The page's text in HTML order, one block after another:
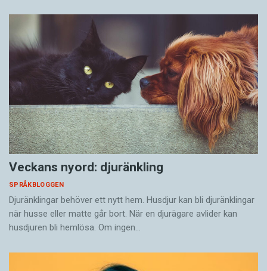
Veckans nyord: djuränkling
SPRÅKBLOGGEN
Djuränklingar behöver ett nytt hem. Husdjur kan bli djuränklingar
när husse eller matte går bort. När en djurägare avlider kan
husdjuren bli hemlösa. Om ingen…